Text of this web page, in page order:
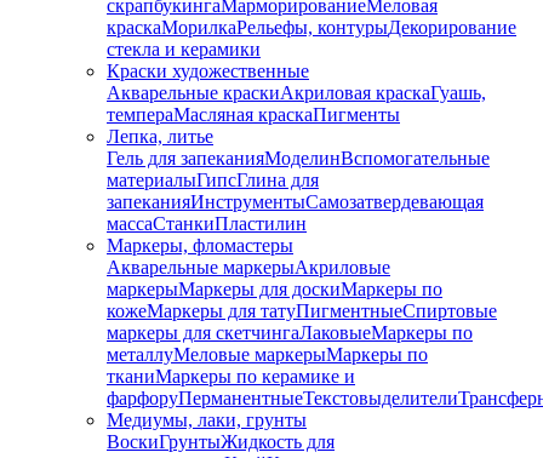
скрапбукингаМарморированиеМеловая
краскаМорилкаРельефы, контурыДекорирование
стекла и керамики
Краски художественные
Акварельные краскиАкриловая краскаГуашь,
темпераМасляная краскаПигменты
Лепка, литье
Гель для запеканияМоделинВспомогательные
материалыГипсГлина для
запеканияИнструментыСамозатвердевающая
массаСтанкиПластилин
Маркеры, фломастеры
Акварельные маркерыАкриловые
маркерыМаркеры для доскиМаркеры по
кожеМаркеры для татуПигментныеCпиртовые
маркеры для скетчингаЛаковыеМаркеры по
металлуМеловые маркерыМаркеры по
тканиМаркеры по керамике и
фарфоруПерманентныеТекстовыделители
Медиумы, лаки, грунты
ВоскиГрунтыЖидкость для